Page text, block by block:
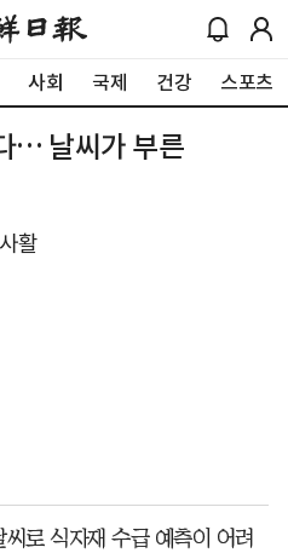
사회 국제 건강 스포츠
… 날씨가 부른
활
로 식자재 수급 예측이 어려